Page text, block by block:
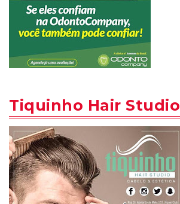
Tiquinho Hair Studio